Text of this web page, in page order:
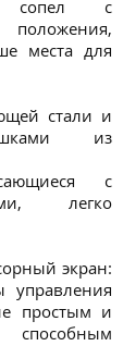
сопел с
положения,
места для
стали и
из
с
легко
экран:
управления
простым и
способным